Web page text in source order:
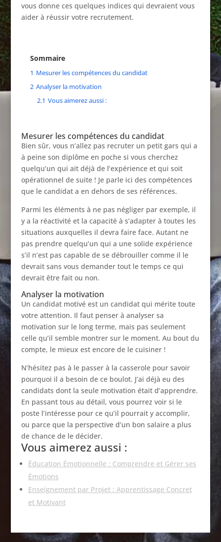
vous donne ces quelques indices qui devraient vous
aider à réussir votre recrutement.
Sommaire
1 Mesurer les compétences du candidat
2 Analyser la motivation
2.1 Vous aimerez aussi :
Mesurer les compétences du candidat
Bien sûr, vous n’allez pas recruter un petit gars qui a
à peine son diplôme en poche si vous cherchez
quelqu’un qui ait déjà de l’expérience et qui soit
opérationnel de suite ! Je parle ici des compétences
que le candidat a en dehors de ses références.
Parmi les éléments à ne pas négliger par exemple, il
y a la réactivité et la capacité à s’adapter à toutes les
situations auxquelles il devra faire face. Autant ne
pas prendre quelqu’un qui a une solide expérience
s’il n’est pas capable de se débrouiller comme il le
devrait sans vous demander tout le temps ce qui
devrait être fait ou non.
Analyser la motivation
Un candidat motivé est un candidat qui mérite toute
votre attention. Il faut penser à analyser sa
motivation sur le long terme, mais pas seulement
celle qu’il semble montrer sur le moment. Au bout du
compte, le mieux est encore de le cuisiner !
N’hésitez pas à le passer à la casserole pour savoir
pourquoi il a besoin de ce boulot. J’ai déjà eu des
candidats dont la seule motivation était d’apprendre.
En passant tous au détail, vous pourrez voir si le
poste l’intéresse pour ce qu’il pourrait y accomplir,
ou parce que la perspective d’un bon salaire a plus
de chance de le décider.
Vous aimerez aussi :
Éducation Émotionnelle : Comprendre et Gérer ses
Émotions
Enseignement par Projet : Apprentissage Concret
et Motivant